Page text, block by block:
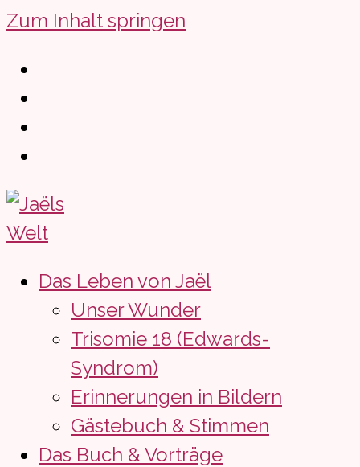
Zum Inhalt springen
Das Leben von Jaël
Unser Wunder
Trisomie 18 (Edwards-
Syndrom)
Erinnerungen in Bildern
Gästebuch & Stimmen
Das Buch & Vorträge